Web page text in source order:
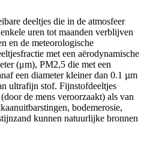
deeltjes die in de atmosfeer
uren tot maanden verblijven
en de meteorologische
met een aërodynamische
(μm), PM2,5 die met een
een diameter kleiner dan 0.1 µm
ultrafijn stof. Fijnstofdeeltjes
de mens veroorzaakt) als van
bodemerosie,
kunnen natuurlijke bronnen